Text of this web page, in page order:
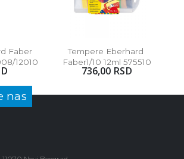
Faber
12010
Tempere Eberhard
Faber1/10 12ml 575510
736,00 RSD
nas